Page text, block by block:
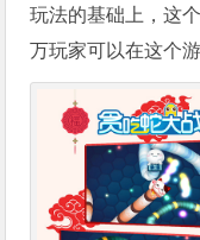
玩法的基础上，这
万玩家可以在这个